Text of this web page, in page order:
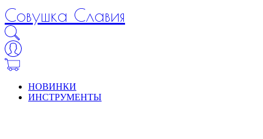
Совушка Славия
НОВИНКИ
ИНСТРУМЕНТЫ